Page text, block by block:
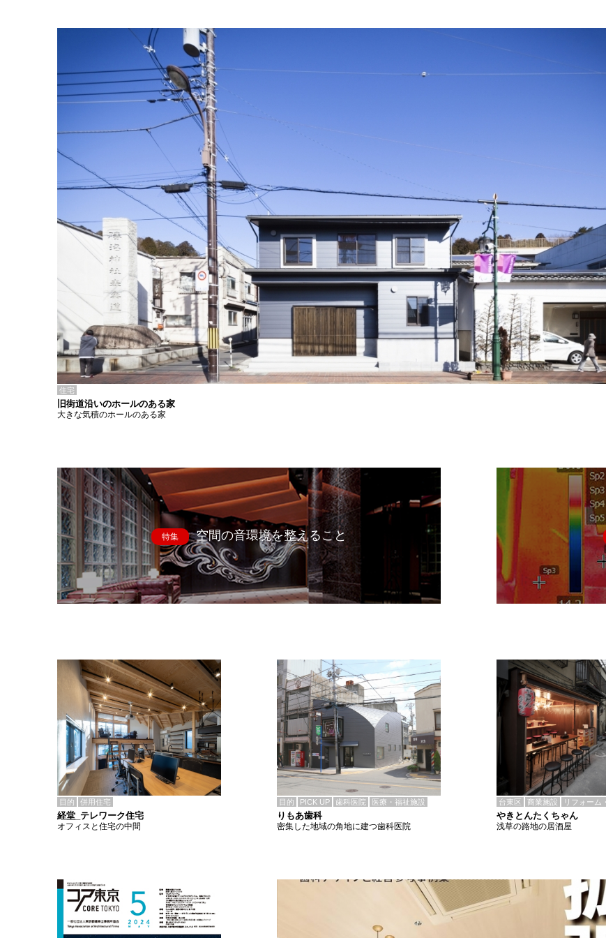
住宅
旧街道沿いのホールのある家
大きな気積のホールのある家
特集 空間の音環境を整えること
目的 併用住宅
経堂_テレワーク住宅
オフィスと住宅の中間
目的 PICK UP 歯科医院 医療・福祉施設
りもあ歯科
密集した地域の角地に建つ歯科医院
台東区 商業施設 リフォーム
やきとんたくちゃん
浅草の路地の居酒屋